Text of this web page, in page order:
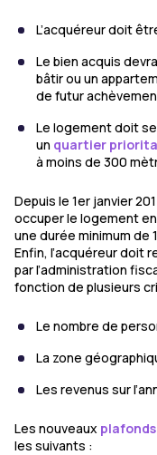
L’acquéreur doit
Le bien acquis
bâtir ou un
de futur
Le logement doit
un quartier
à moins de 300
Depuis le 1er janvier
occuper le logement
une durée minimum de
Enfin, l’acquéreur doit
par l’administration
fonction de plusieurs
Le nombre de
La zone
Les revenus sur
Les nouveaux
les suivants :